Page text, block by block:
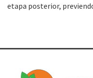
etapa posterior,